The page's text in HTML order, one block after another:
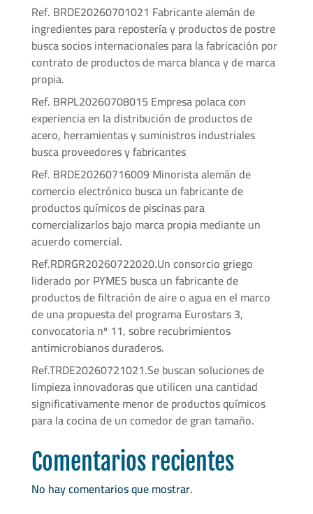
Ref. BRDE20260701021 Fabricante alemán de
ingredientes para repostería y productos de postre
busca socios internacionales para la fabricación por
contrato de productos de marca blanca y de marca
propia.
Ref. BRPL20260708015 Empresa polaca con
experiencia en la distribución de productos de
acero, herramientas y suministros industriales
busca proveedores y fabricantes
Ref. BRDE20260716009 Minorista alemán de
comercio electrónico busca un fabricante de
productos químicos de piscinas para
comercializarlos bajo marca propia mediante un
acuerdo comercial.
Ref.RDRGR20260722020.Un consorcio griego
liderado por PYMES busca un fabricante de
productos de filtración de aire o agua en el marco
de una propuesta del programa Eurostars 3,
convocatoria nº 11, sobre recubrimientos
antimicrobianos duraderos.
Ref.TRDE20260721021.Se buscan soluciones de
limpieza innovadoras que utilicen una cantidad
significativamente menor de productos químicos
para la cocina de un comedor de gran tamaño.
Comentarios recientes
No hay comentarios que mostrar.